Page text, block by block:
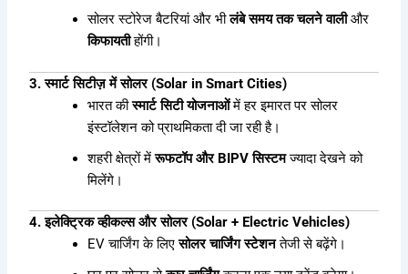
सोलर स्टोरेज बैटरियां और भीलंबे समय तक चलने वालीऔर
किफायतीहोंगी।
3. स्मार्ट सिटीज़ में सोलर (Solar in Smart Cities)
भारत कीस्मार्ट सिटी योजनाओंमें हर इमारत पर सोलर
इंस्टॉलेशन को प्राथमिकता दी जा रही है।
शहरी क्षेत्रों मेंरूफटॉप और BIPV सिस्टमज्यादा देखने को
मिलेंगे।
4. इलेक्ट्रिक व्हीकल्स और सोलर (Solar + Electric Vehicles)
EV चार्जिंग के लिएसोलर चार्जिंग स्टेशनतेजी से बढ़ेंगे।